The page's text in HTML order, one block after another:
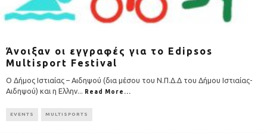
Άνοιξαν οι εγγραφές για το Edipsos
Multisport Festival
Ο Δήμος Ιστιαίας – Αιδηψού (δια μέσου του Ν.Π.Δ.Δ του Δήμου Ιστιαίας-
Αιδηψού) και η Ελλην... Read More...
EVENTS MULTISPORTS